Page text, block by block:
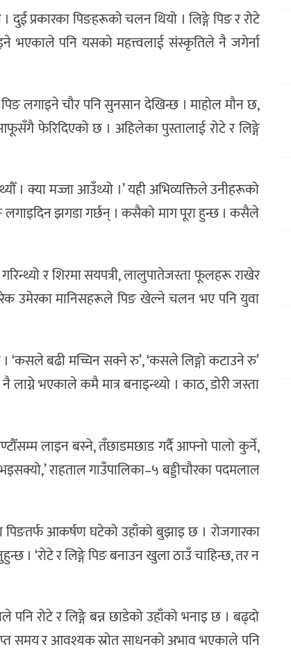
दुई प्रकारका पिङहरूको चलन थियो । लिङ्गे पिङ र रोटे
भएकाले पनि यसको महत्त्वलाई संस्कृतिले नै जगेर्ना
लगाइने चौर पनि सुनसान देखिन्छ । माहोल मौन छ,
फेरिदिएको छ । अहिलेका पुस्तालाई रोटे र लिङ्गे
। क्या मज्जा आउँथ्यो ।’ यही अभिव्यक्तिले उनीहरूको
लगाइदिन झगडा गर्छन् । कसैको माग पूरा हुन्छ । कसैले
गरिन्थ्यो र शिरमा सयपत्री, लालुपातेजस्ता फूलहरू राखेर
उमेरका मानिसहरूले पिङ खेल्ने चलन भए पनि युवा
‘कसले बढी मच्चिन सक्ने रु’, ‘कसले लिङ्गो कटाउने रु’
भएकाले कमै मात्र बनाइन्थ्यो । काठ, डोरी जस्ता
लाइन बस्ने, तँछाडमछाड गर्दै आफ्नो पालो कुर्ने,
राहताल गाउँपालिका–५ बड्डीचौरका पदमलाल
आकर्षण घटेको उहाँको बुझाइ छ । रोजगारका
। ‘रोटे र लिङ्गे पिङ बनाउन खुला ठाउँ चाहिन्छ, तर न
रोटे र लिङ्गे बन्न छाडेको उहाँको भनाइ छ । बढ्दो
समय र आवश्यक स्रोत साधनको अभाव भएकाले पनि